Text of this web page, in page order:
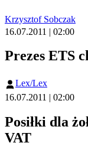
Krzysztof Sobczak
16.07.2011 | 02:00
Prezes ETS
Lex/Lex
16.07.2011 | 02:00
Posiłki dla
VAT